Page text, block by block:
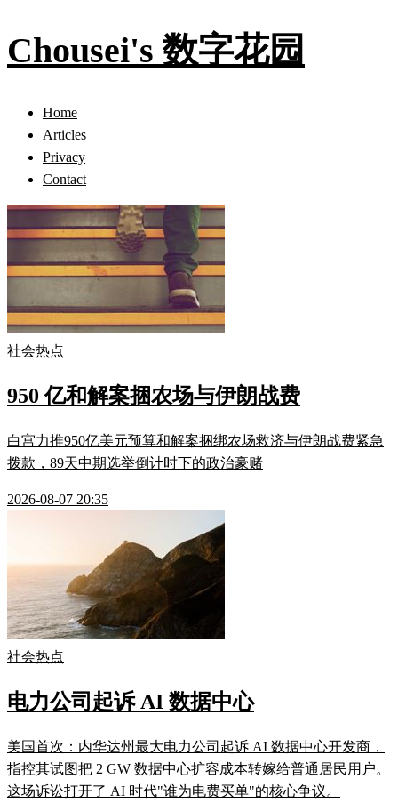
Chousei's 数字花园
Home
Articles
Privacy
Contact
社会热点
950 亿和解案捆农场与伊朗战费
白宫力推950亿美元预算和解案捆绑农场救济与伊朗战费紧急
拨款，89天中期选举倒计时下的政治豪赌
2026-08-07 20:35
社会热点
电力公司起诉 AI 数据中心
美国首次：内华达州最大电力公司起诉 AI 数据中心开发商，
指控其试图把 2 GW 数据中心扩容成本转嫁给普通居民用户。
这场诉讼打开了 AI 时代"谁为电费买单"的核心争议。